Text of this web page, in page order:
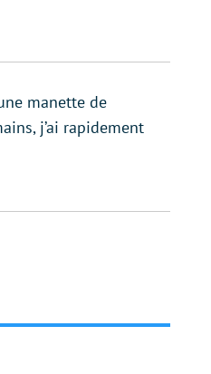
manette de
j’ai rapidement